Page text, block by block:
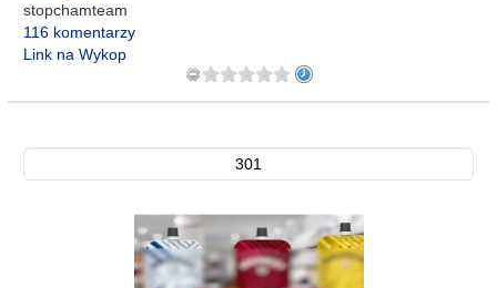
stopchamteam
116 komentarzy
Link na Wykop
301